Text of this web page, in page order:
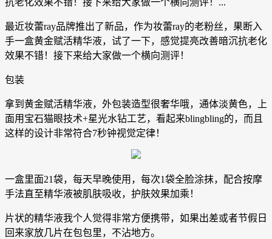
抗老化效果不错！接下来给大家做一个横向测评！...
最近妆蕾ray品牌推出了新品，作为妆蕾ray的老粉丝，果断入
手一盒黄金赋活精华液，试了一下，感觉提亮改善暗沉抗老化
效果不错！接下来给大家做一个横向测评！
包装
拿到黄金赋活精华液，外包装造型很奢华哦，通体淡黄色，上
面用宝石猫眼技术+星光水钻工艺，看起来blingbling的，而且
这样的设计非常符合7秒钟视觉定律！
一盒里面21袋，每天早晚使用，每次1袋全脸涂抹，配合按摩
手法直至精华液被肌肤吸收，护肤效果加乘！
片状的精华液我个人觉得非常方便携带，如果出差或者节假日
回来家放几片在包包里，不沾地方。